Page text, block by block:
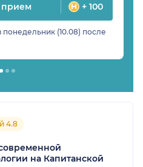
прием + 100
(10.08) после
4.8
на Капитанской